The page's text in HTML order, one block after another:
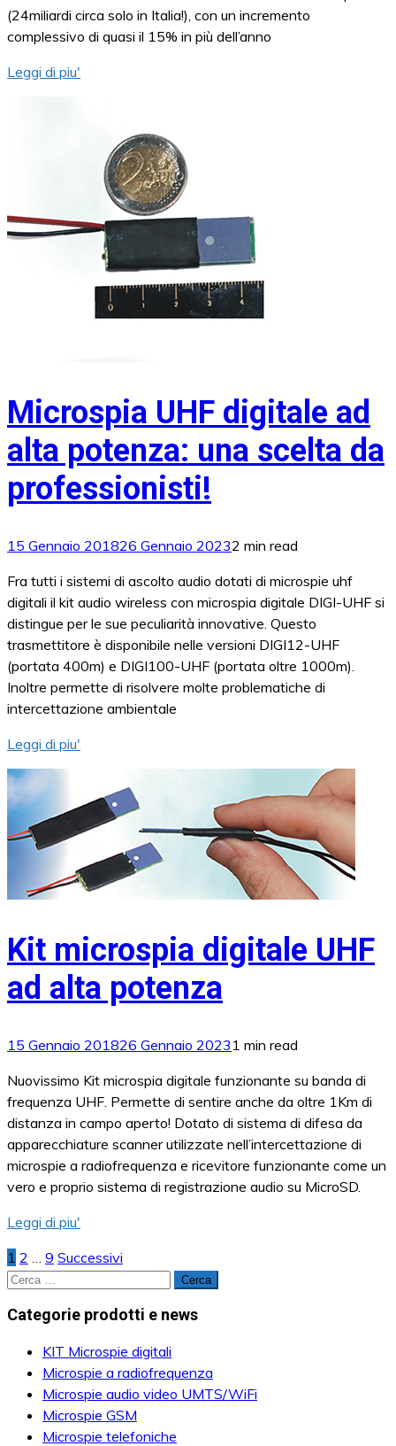
(24miliardi circa solo in Italia!), con un incremento
complessivo di quasi il 15% in più dell’anno
Leggi di piu'
Microspia UHF digitale ad
alta potenza: una scelta da
professionisti!
15 Gennaio 201826 Gennaio 20232 min read
Fra tutti i sistemi di ascolto audio dotati di microspie uhf
digitali il kit audio wireless con microspia digitale DIGI-UHF si
distingue per le sue peculiarità innovative. Questo
trasmettitore è disponibile nelle versioni DIGI12-UHF
(portata 400m) e DIGI100-UHF (portata oltre 1000m).
Inoltre permette di risolvere molte problematiche di
intercettazione ambientale
Leggi di piu'
Kit microspia digitale UHF
ad alta potenza
15 Gennaio 201826 Gennaio 2023 1 min read
Nuovissimo Kit microspia digitale funzionante su banda di
frequenza UHF. Permette di sentire anche da oltre 1Km di
distanza in campo aperto! Dotato di sistema di difesa da
apparecchiature scanner utilizzate nell’intercettazione di
microspie a radiofrequenza e ricevitore funzionante come un
vero e proprio sistema di registrazione audio su MicroSD.
Leggi di piu'
Paginazione
degli
articoli
1 2 9 Successivi
Ricerca
Categorie prodotti e news
KIT Microspie digitali
Microspie a radiofrequenza
Microspie audio video UMTS/WiFi
Microspie GSM
Microspie telefoniche